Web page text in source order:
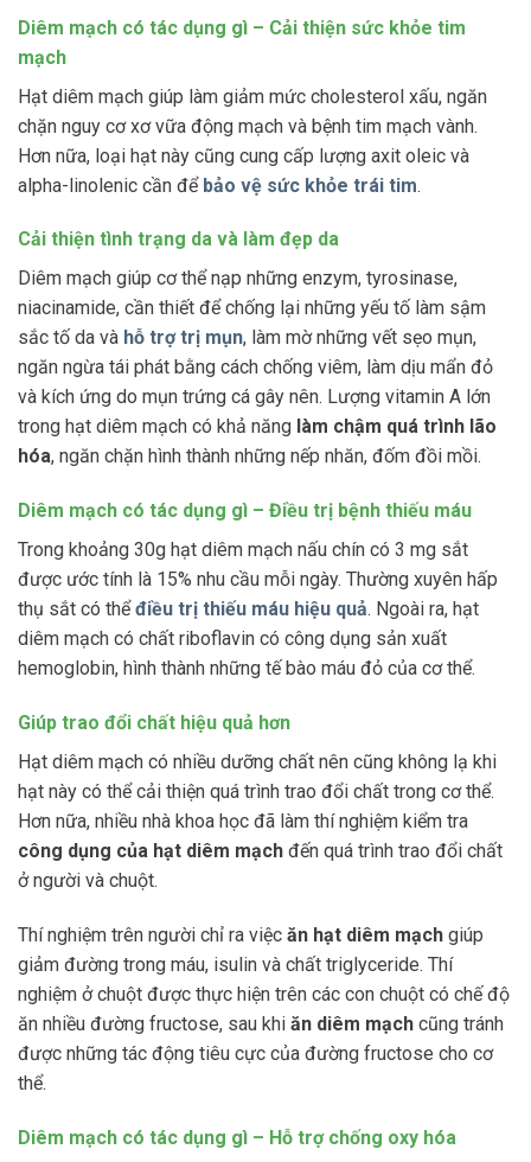
Diêm mạch có tác dụng gì – Cải thiện sức khỏe tim
mạch
Hạt diêm mạch giúp làm giảm mức cholesterol xấu, ngăn
chặn nguy cơ xơ vữa động mạch và bệnh tim mạch vành.
Hơn nữa, loại hạt này cũng cung cấp lượng axit oleic và
alpha-linolenic cần để bảo vệ sức khỏe trái tim.
Cải thiện tình trạng da và làm đẹp da
Diêm mạch giúp cơ thể nạp những enzym, tyrosinase,
niacinamide, cần thiết để chống lại những yếu tố làm sậm
sắc tố da và hỗ trợ trị mụn, làm mờ những vết sẹo mụn,
ngăn ngừa tái phát bằng cách chống viêm, làm dịu mẩn đỏ
và kích ứng do mụn trứng cá gây nên. Lượng vitamin A lớn
trong hạt diêm mạch có khả năng làm chậm quá trình lão
hóa, ngăn chặn hình thành những nếp nhăn, đốm đồi mồi.
Diêm mạch có tác dụng gì – Điều trị bệnh thiếu máu
Trong khoảng 30g hạt diêm mạch nấu chín có 3 mg sắt
được ước tính là 15% nhu cầu mỗi ngày. Thường xuyên hấp
thụ sắt có thểđiều trị thiếu máu hiệu quả. Ngoài ra, hạt
diêm mạch có chất riboflavin có công dụng sản xuất
hemoglobin, hình thành những tế bào máu đỏ của cơ thể.
Giúp trao đổi chất hiệu quả hơn
Hạt diêm mạch có nhiều dưỡng chất nên cũng không lạ khi
hạt này có thể cải thiện quá trình trao đổi chất trong cơ thể.
Hơn nữa, nhiều nhà khoa học đã làm thí nghiệm kiểm tra
công dụng của hạt diêm mạch đến quá trình trao đổi chất
ở người và chuột.
Thí nghiệm trên người chỉ ra việc ăn hạt diêm mạch giúp
giảm đường trong máu, isulin và chất triglyceride. Thí
nghiệm ở chuột được thực hiện trên các con chuột có chế độ
ăn nhiều đường fructose, sau khi ăn diêm mạch cũng tránh
được những tác động tiêu cực của đường fructose cho cơ
thể.
Diêm mạch có tác dụng gì – Hỗ trợ chống oxy hóa